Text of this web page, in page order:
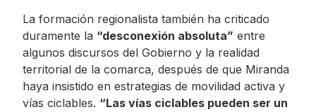
La formación regionalista también ha criticado
duramente la “desconexión absoluta” entre
algunos discursos del Gobierno y la realidad
territorial de la comarca, después de que Miranda
haya insistido en estrategias de movilidad activa y
vías ciclables. “Las vías ciclables pueden ser un